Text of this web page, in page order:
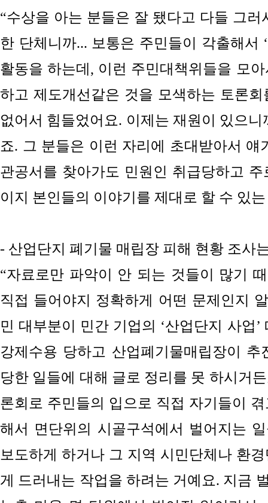
“수상을 아는 분들은 잘 됐다고 다들 그러
한 단체니까... 보통은 주민들이 각출해서
활동을 하는데, 이런 주민대책위들을 모
하고 제도개선같은 것을 모색하는 토론
없어서 힘들었어요. 이제는 재원이 있으
죠. 그 분들은 이런 자리에
초대받아서 얘
관공서를 찾아가도 민원인 취급당하고
이지 본인들의 이야기를 제대로 할 수 있
- 산업단지 폐기물 매립장 피해 현황 조사
“자료로만 파악이 안 되는 것들이 많기
직접 들어야지 정확하게 어떤 문제인지
민 대부분이 민간 기업의 ‘산업단지 사업
강제수용 당하고 산업폐기물매립장이
당한 일들에 대해 글로 정리를 못 하시거
론회로 주민들의 입으로 직접 자기들이
해서 면단위의 시골구석에서 벌어지는
보도하게 하거나 그 지역 시민단체나 환
게
드러내는 작업을 하려는 거예요. 지금